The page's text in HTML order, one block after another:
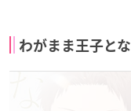
わがまま王子と